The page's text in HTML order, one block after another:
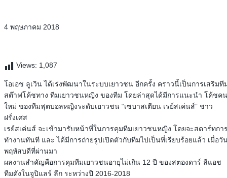
4 พฤษภาคม 2018
Views: 1,087
โอเอช ลูเวิน ได้เร่งพัฒนาในระบบเยาวชน อีกครั้ง คราวนี้เป็นการเสริมที
สต๊าฟโค้ชทาง ทีมเยาวชนหญิง ของทีม โดยล่าสุดได้มีการแนะนำ โค้ชคน
ใหม่ ของทีมฟุตบอลหญิงระดับเยาวชน “เซบาสเตียน เรย์สเค่นส์” ชาว
ฝรั่งเศส
เรย์สเค่นส์ จะเข้ามารับหน้าที่ในการคุมทีมเยาวชนหญิง โดยจะสตาร์ทกา
ทำงานทันที และ ได้มีการถ่ายรูปเปิดตัวกับทีมไปเป็นที่เรียบร้อยแล้ว เมื่อวั
พฤหัสบดีที่ผ่านมา
ผลงานสำคัญคือการคุมทีมเยาวชนอายุไม่เกิน 12 ปี ของสตองดาร์ ลีแอช
ทีมดังในจูปิแลร์ ลีก ระหว่างปี 2016-2018